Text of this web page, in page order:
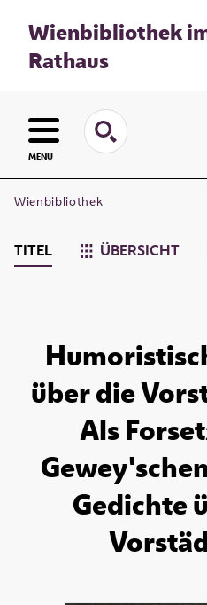
Wienbibliothek
Rathaus
MENU
Wienbibliothek
TITEL ÜBERSICHT
über die
Als
Gedichte